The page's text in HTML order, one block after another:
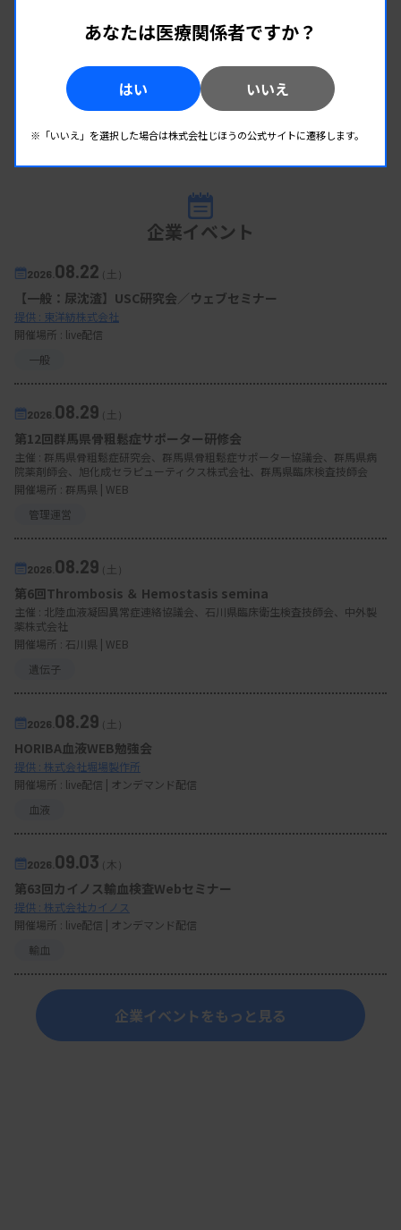
企業イベント
2026. 08.22（土）
【一般：尿沈渣】USC研究会／ウェブセミナー
提供 : 東洋紡株式会社
開催場所 : live配信
一般
2026. 08.29（土）
第12回群馬県骨粗鬆症サポーター研修会
主催 : 群馬県骨粗鬆症研究会、群馬県骨粗鬆症サポーター協議会、群馬県病
院薬剤師会、旭化成セラピューティクス株式会社、群馬県臨床検査技師会
開催場所 : 群馬県 | WEB
管理運営
2026. 08.29（土）
第6回Thrombosis ＆ Hemostasis semina
主催 : 北陸血液凝固異常症連絡協議会、石川県臨床衛生検査技師会、中外製
薬株式会社
開催場所 : 石川県 | WEB
遺伝子
2026. 08.29（土）
HORIBA血液WEB勉強会
提供 : 株式会社堀場製作所
開催場所 : live配信 | オンデマンド配信
血液
2026. 09.03（木）
第63回カイノス輸血検査Webセミナー
提供 : 株式会社カイノス
開催場所 : live配信 | オンデマンド配信
輸血
企業イベントをもっと見る
あなたは医療関係者ですか？
はい いいえ
※「いいえ」を選択した場合は株式会社じほうの公式サイトに遷移します。